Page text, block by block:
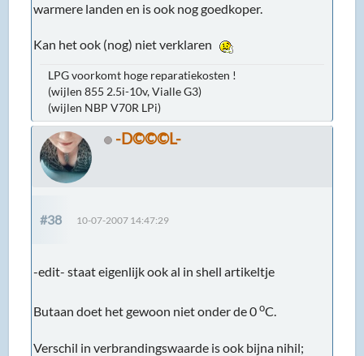
warmere landen en is ook nog goedkoper.
Kan het ook (nog) niet verklaren
LPG voorkomt hoge reparatiekosten !
(wijlen 855 2.5i-10v, Vialle G3)
(wijlen NBP V70R LPi)
-D©©©L-
#38 10-07-2007 14:47:29
-edit- staat eigenlijk ook al in shell artikeltje
Butaan doet het gewoon niet onder de 0oC.
Verschil in verbrandingswaarde is ook bijna nihil;